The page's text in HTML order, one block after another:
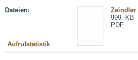
Dateien:
999. KB
PDF
Aufrufstatistik